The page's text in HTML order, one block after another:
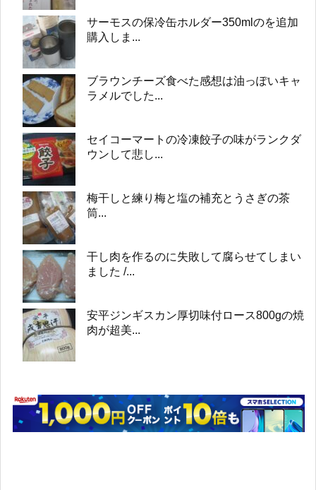
サーモスの保冷缶ホルダー350mlのを追加
購入しま...
ブラウンチーズ食べた感想は油っぽいキャ
ラメルでした...
セイコーマートの冷凍餃子の味がランクダ
ウンして悲し...
梅干しと練り梅と塩の補充とうさぎの茶
筒...
干し肉を作るのに失敗して腐らせてしまい
ました /...
安平ジンギスカン厚切味付ロース800gの焼
肉が超美...